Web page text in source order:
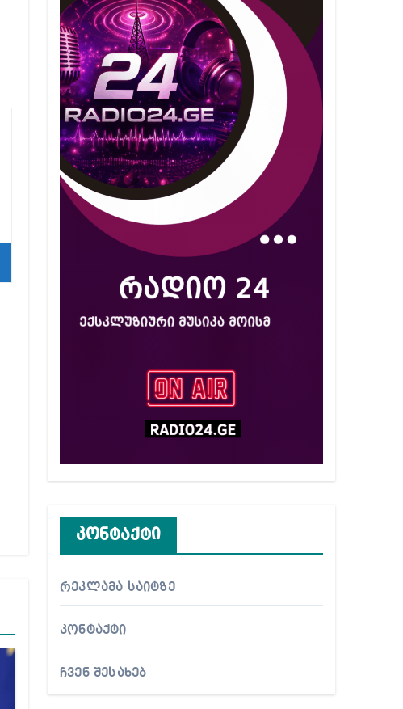
კონტაქტი
რეკლამა საიტზე
კონტაქტი
ჩვენ შესახებ